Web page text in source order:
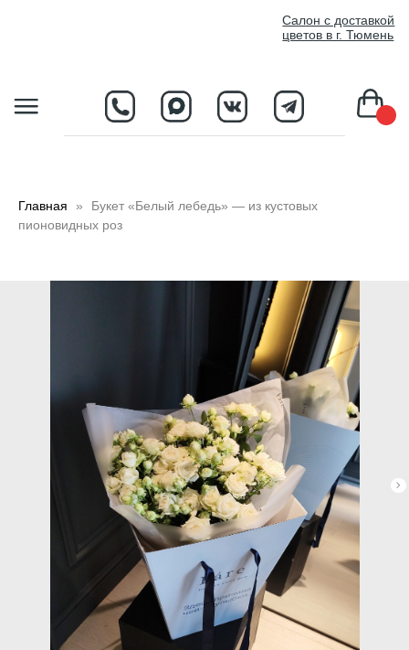
Главная
Букет «Белый лебедь» — из кустовых
пионовидных роз